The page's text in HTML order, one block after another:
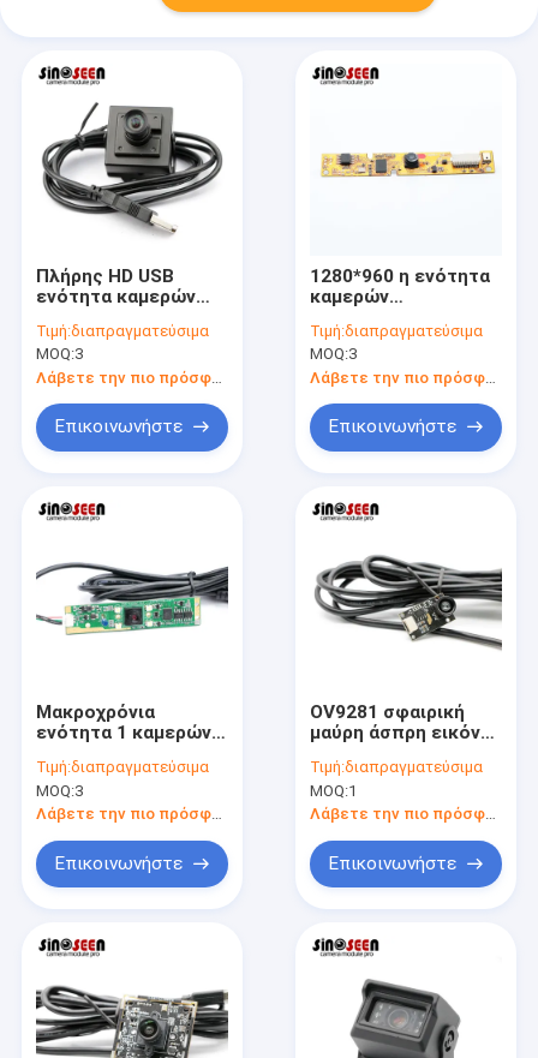
Βίντεο
Πλήρης HD USB
ενότητα καμερών
την κατοικία
μετάλλων για τον
έλεγχο ασφάλειας
Τιμή:διαπραγματεύσιμα
MOQ:3
Λάβετε την πιο πρόσφατη τιμή
Επικοινωνήστε
1280*960 η ενότητα
καμερών
60FPS HDR HD USB
καθόρισε τον
αισθητήρα εστίασης
jx-H65
Τιμή:διαπραγματεύσιμα
MOQ:3
Επικοινωνήστε
Μακροχρόνια
ενότητα 1 καμερών
USB λουρίδων μέγα
εικονοκύτταρο με
LEDs
Τιμή:διαπραγματεύσιμα
MOQ:3
Λάβετε την πιο πρόσφατη τιμή
Επικοινωνήστε
OV9281 σφαιρική
μαύρη άσπρη εικόνα
παραθυρόφυλλων
1MP μονοχρωματική
Τιμή:διαπραγματεύσιμα
MOQ:1
Λάβετε την πιο πρόσφατη τιμή
Επικοινωνήστε